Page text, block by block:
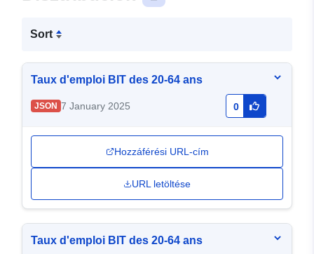
Sort
Taux d'emploi BIT des 20-64 ans
JSON 7 January 2025 0
Hozzáférési URL-cím
URL letöltése
Taux d'emploi BIT des 20-64 ans